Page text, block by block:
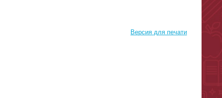
Версия для печати